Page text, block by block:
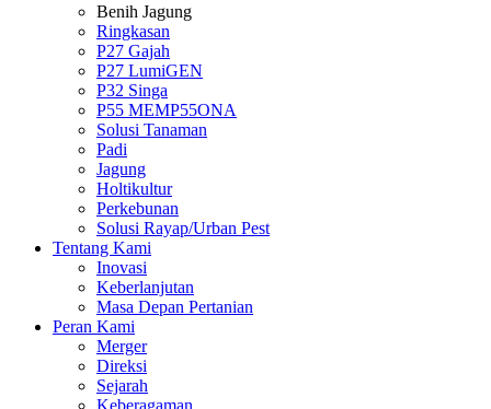
Benih Jagung
Ringkasan
P27 Gajah
P27 LumiGEN
P32 Singa
P55 MEMP55ONA
Solusi Tanaman
Padi
Jagung
Holtikultur
Perkebunan
Solusi Rayap/Urban Pest
Tentang Kami
Inovasi
Keberlanjutan
Masa Depan Pertanian
Peran Kami
Merger
Direksi
Sejarah
Keberagaman